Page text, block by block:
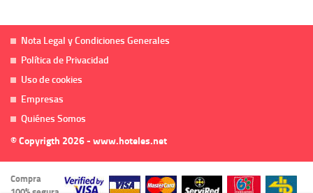
Nota Legal y Condiciones Generales
Política de Privacidad
Uso de cookies
Empresas
Quiénes Somos
© Copyrigth 2026 - www.hoteles.net
Compra